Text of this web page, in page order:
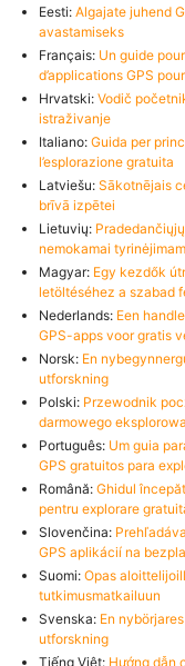
Eesti: Algajate juhend
avastamiseks
Français: Un guide
d’applications GPS
Hrvatski: Vodič
istraživanje
Italiano: Guida per
l’esplorazione gratuita
Latviešu: Sākotnējais
brīvā izpētei
Lietuvių:
nemokamai
Magyar: Egy kezdők
letöltéséhez a szabad
Nederlands: Een
GPS-apps voor gratis
Norsk: En
utforskning
Polski: Przewodnik
darmowego
Português: Um guia
GPS gratuitos para
Română: Ghidul
pentru explorare
Slovenčina:
GPS aplikácií na
Suomi: Opas
tutkimusmatkailuun
Svenska: En
utforskning
Tiếng Việt: Hướng dẫn